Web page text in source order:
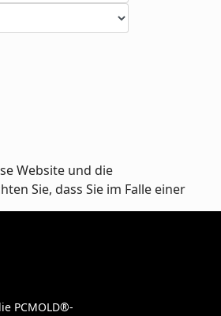
PCMOLD®-
Website und die
Sie, dass Sie im Falle einer